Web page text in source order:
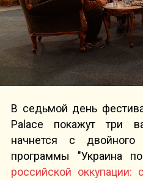
В седьмой день
Palace покажут три
начнется с двойного
программы "Украина
российской оккупации: